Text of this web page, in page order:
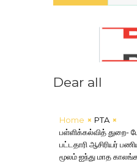
Dear all
Home
PTA
பள்ளிக்கல்வித் துறை-
பட்டதாரி ஆசிரியர்
மூலம் ஐந்து மாத